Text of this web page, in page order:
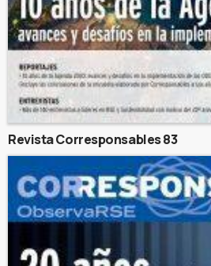
Revista Corresponsables 83